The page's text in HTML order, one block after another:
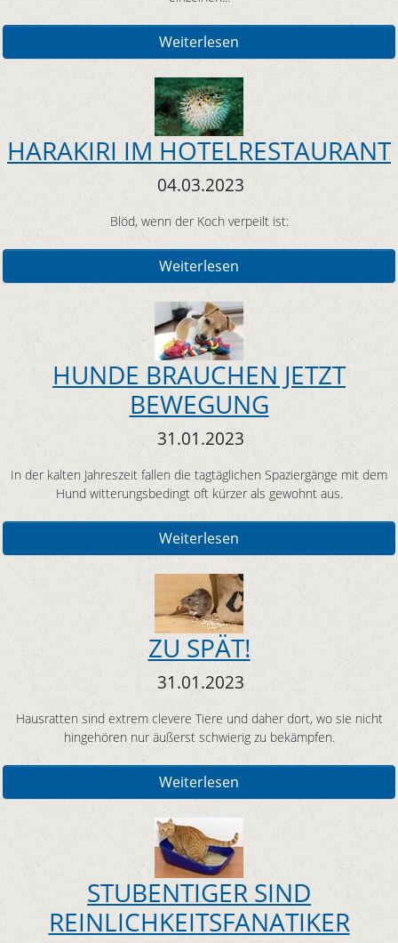
Weiterlesen
HARAKIRI IM HOTELRESTAURANT
04.03.2023
Blöd, wenn der Koch verpeilt ist:
Weiterlesen
HUNDE BRAUCHEN JETZT
BEWEGUNG
31.01.2023
In der kalten Jahreszeit fallen die tagtäglichen Spaziergänge mit dem
Hund witterungsbedingt oft kürzer als gewohnt aus.
Weiterlesen
ZU SPÄT!
31.01.2023
Hausratten sind extrem clevere Tiere und daher dort, wo sie nicht
hingehören nur äußerst schwierig zu bekämpfen.
Weiterlesen
STUBENTIGER SIND
REINLICHKEITSFANATIKER